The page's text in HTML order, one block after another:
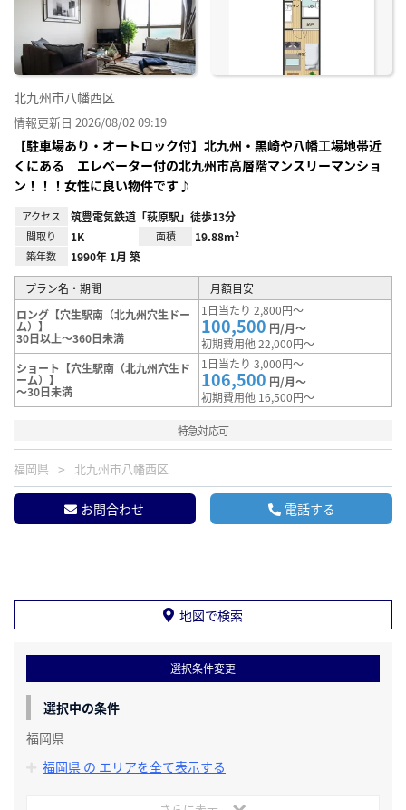
北九州市八幡西区
情報更新日 2026/08/02 09:19
【駐車場あり・オートロック付】北九州・黒崎や八幡工場地帯近
くにある エレベーター付の北九州市高層階マンスリーマンショ
ン！！！女性に良い物件です♪
アクセス 筑豊電気鉄道「萩原駅」徒歩13分
間取り 1K 面積 19.88m²
築年数 1990年 1月 築
プラン名・期間
月額目安
ロング【穴生駅南（北九州穴生ドー
ム）】
30日以上～360日未満
1日当たり 2,800円～
100,500 円/月～
初期費用他 22,000円～
ショート【穴生駅南（北九州穴生ド
ーム）】
～30日未満
1日当たり 3,000円～
106,500 円/月～
初期費用他 16,500円～
特急対応可
福岡県 北九州市八幡西区
お問合わせ 電話する
地図で検索
選択条件変更
選択中の条件
福岡県
福岡県 の エリアを全て表示する